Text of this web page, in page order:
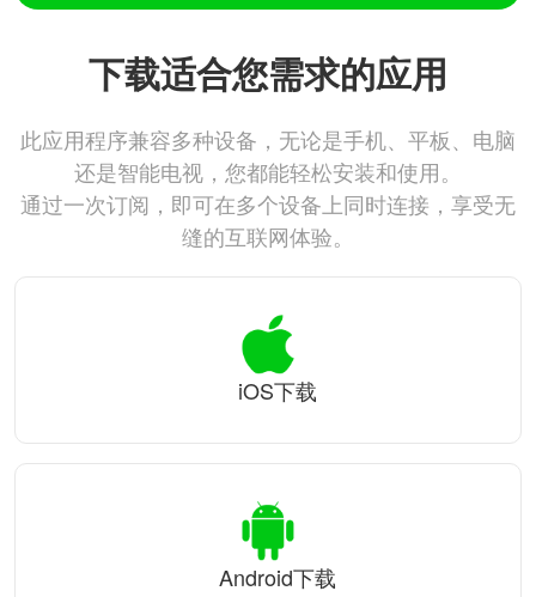
下载适合您需求的应用
此应用程序兼容多种设备，无论是手机、平板、电脑
还是智能电视，您都能轻松安装和使用。
通过一次订阅，即可在多个设备上同时连接，享受无
缝的互联网体验。
iOS下载
Android下载